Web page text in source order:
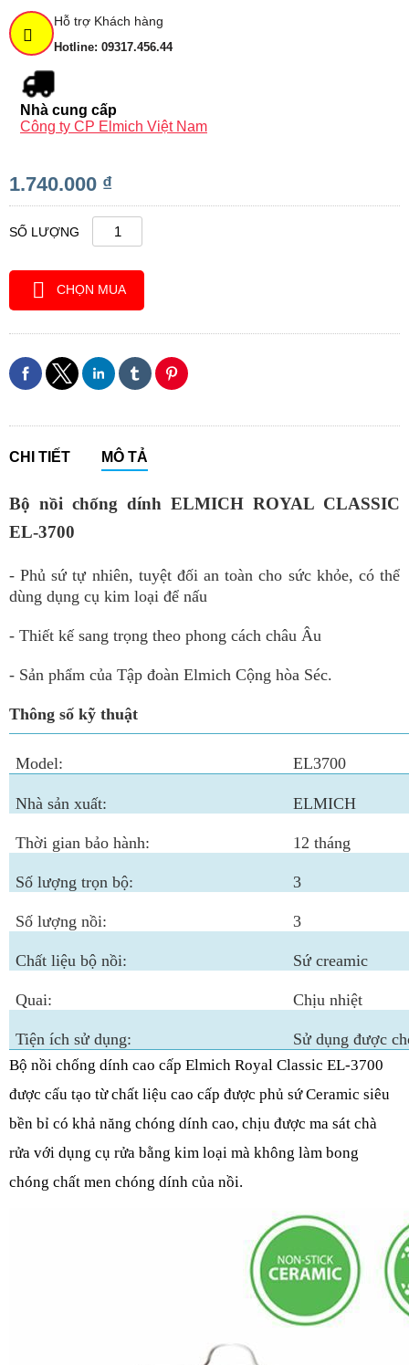
Hỗ trợ Khách hàng
Hotline: 09317.456.44
Nhà cung cấp
Công ty CP Elmich Việt Nam
1.740.000 ₫
SỐ LƯỢNG
CHỌN MUA
CHI TIẾT MÔ TẢ
Bộ nồi chống dính ELMICH ROYAL CLASSIC
EL-3700
- Phủ sứ tự nhiên, tuyệt đối an toàn cho sức khỏe, có thể
dùng dụng cụ kim loại để nấu
- Thiết kế sang trọng theo phong cách châu Âu
- Sản phẩm của Tập đoàn Elmich Cộng hòa Séc.
Thông số kỹ thuật
Model: EL3700
Nhà sản xuất: ELMICH
Thời gian bảo hành: 12 tháng
Số lượng trọn bộ: 3
Số lượng nồi: 3
Chất liệu bộ nồi: Sứ creamic
Quai: Chịu nhiệt
Tiện ích sử dụng: Sử dụng được
Bộ nồi chống dính cao cấp Elmich Royal Classic EL-3700
được cấu tạo từ chất liệu cao cấp được phủ sứ Ceramic siêu
bền bỉ có khả năng chóng dính cao, chịu được ma sát chà
rửa với dụng cụ rửa bằng kim loại mà không làm bong
chóng chất men chóng dính của nồi.